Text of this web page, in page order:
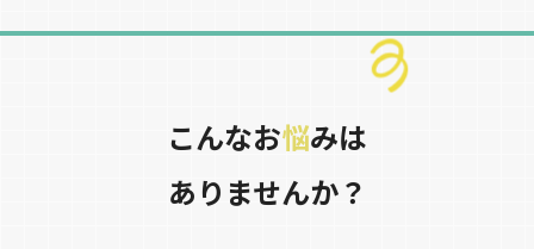
こんなお悩みは
ありませんか？